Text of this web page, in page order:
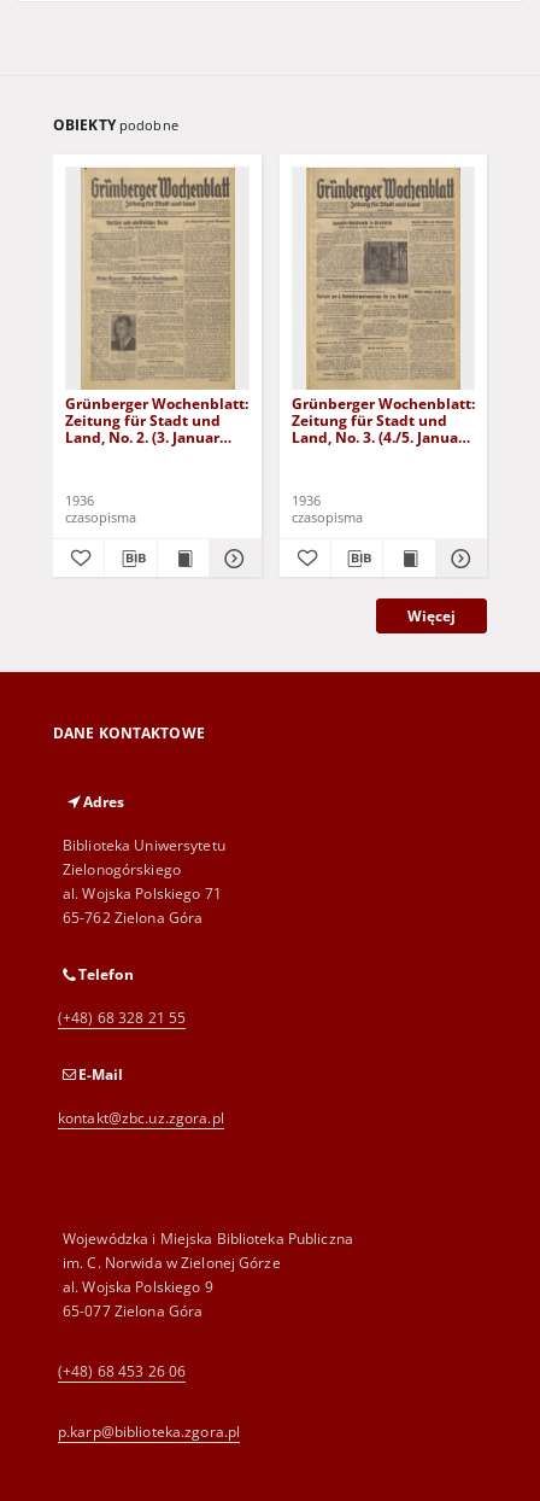
OBIEKTY podobne
Grünberger Wochenblatt:
Zeitung für Stadt und
Land, No. 2. (3. Januar
1936
czasopisma
Grünberger Wochenblatt:
Zeitung für Stadt und
Land, No. 3. (4./5. Januar
1936
czasopisma
Więcej
DANE KONTAKTOWE
Adres
Biblioteka Uniwersytetu
Zielonogórskiego
al. Wojska Polskiego 71
65-762 Zielona Góra
Telefon
(+48) 68 328 21 55
E-Mail
kontakt@zbc.uz.zgora.pl
Wojewódzka i Miejska Biblioteka Publiczna
im. C. Norwida w Zielonej Górze
al. Wojska Polskiego 9
65-077 Zielona Góra
(+48) 68 453 26 06
p.karp@biblioteka.zgora.pl